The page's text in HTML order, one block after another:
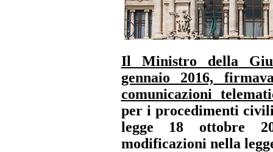
Il Ministro della
gennaio 2016,
comunicazioni
per i procedimenti
legge 18 ottobre
modificazioni nella